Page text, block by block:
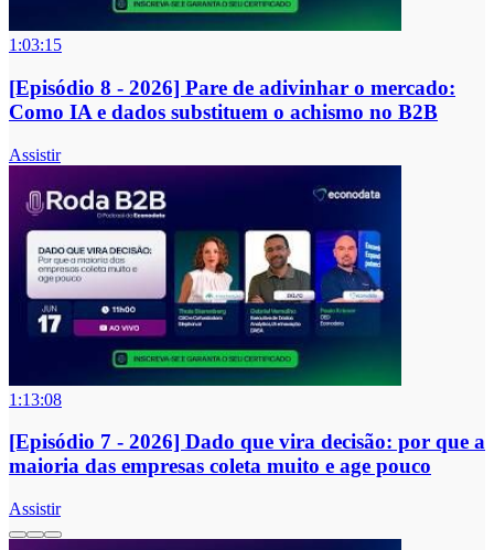
1:03:15
[Episódio 8 - 2026] Pare de adivinhar o mercado:
Como IA e dados substituem o achismo no B2B
Assistir
1:13:08
[Episódio 7 - 2026] Dado que vira decisão: por que a
maioria das empresas coleta muito e age pouco
Assistir